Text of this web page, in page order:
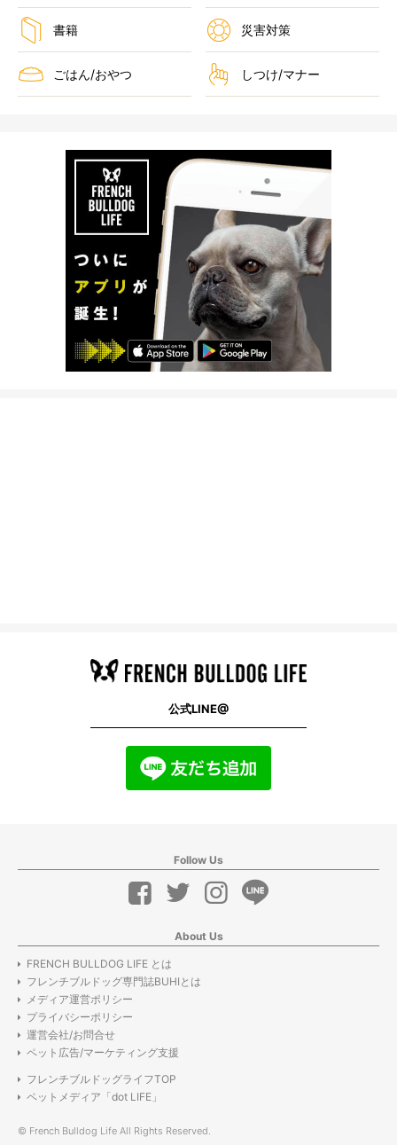
書籍 災害対策
ごはん/おやつ しつけ/マナー
公式LINE@
Follow Us
About Us
FRENCH BULLDOG LIFE とは
フレンチブルドッグ専門誌BUHIとは
メディア運営ポリシー
プライバシーポリシー
運営会社/お問合せ
ペット広告/マーケティング支援
フレンチブルドッグライフTOP
ペットメディア「dot LIFE」
© French Bulldog Life All Rights Reserved.